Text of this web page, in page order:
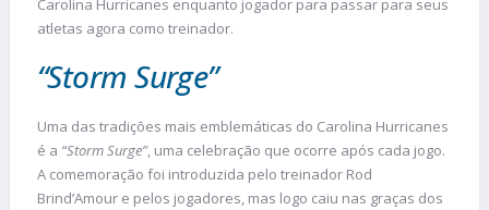
Carolina Hurricanes enquanto jogador para passar para seus
atletas agora como treinador.
“Storm Surge”
Uma das tradições mais emblemáticas do Carolina Hurricanes
é a “Storm Surge”, uma celebração que ocorre após cada jogo.
A comemoração foi introduzida pelo treinador Rod
Brind’Amour e pelos jogadores, mas logo caiu nas graças dos